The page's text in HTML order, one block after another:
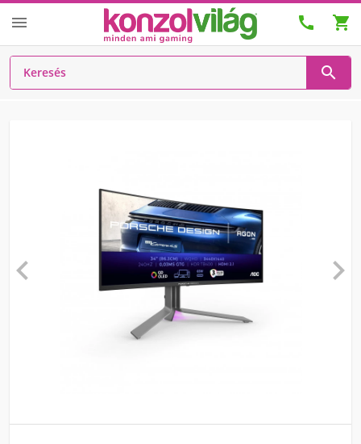
  

 